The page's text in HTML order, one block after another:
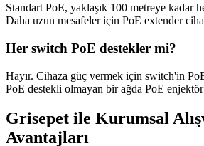
Standart PoE, yaklaşık 100 metreye kadar
Daha uzun mesafeler için PoE extender
Her switch PoE destekler mi?
Hayır. Cihaza güç vermek için switch'in
PoE destekli olmayan bir ağda PoE
Grisepet ile Kurumsal
Avantajları